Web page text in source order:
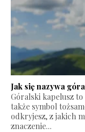
Jak się nazywa
Góralski kapelusz
także symbol
odkryjesz, z jakich
znaczenie...